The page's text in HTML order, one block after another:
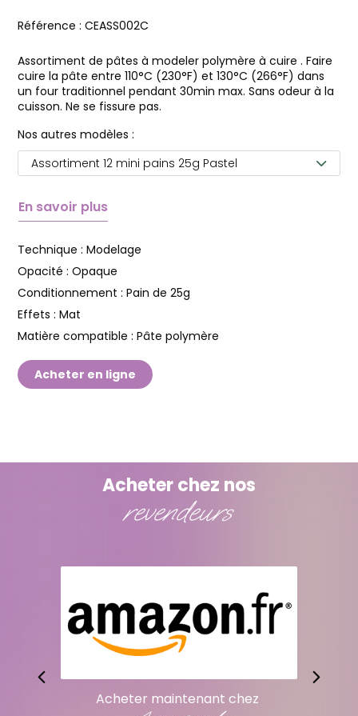
Référence : CEASS002C
Assortiment de pâtes à modeler polymère à cuire . Faire
cuire la pâte entre 110°C (230°F) et 130°C (266°F) dans
un four traditionnel pendant 30min max. Sans odeur à la
cuisson. Ne se fissure pas.
Nos autres modèles :
Assortiment 12 mini pains 25g Pastel
En savoir plus
Technique : Modelage
Opacité : Opaque
Conditionnement : Pain de 25g
Effets : Mat
Matière compatible : Pâte polymère
Acheter en ligne
Acheter chez nos
revendeurs
Acheter maintenant chez